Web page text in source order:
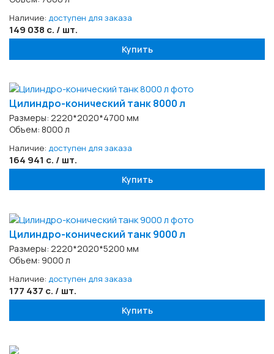
Наличие: доступен для заказа
149 038 с. / шт.
Купить
Цилиндро-конический танк 8000 л
Размеры: 2220*2020*4700 мм
Объем: 8000 л
Наличие: доступен для заказа
164 941 с. / шт.
Купить
Цилиндро-конический танк 9000 л
Размеры: 2220*2020*5200 мм
Объем: 9000 л
Наличие: доступен для заказа
177 437 с. / шт.
Купить